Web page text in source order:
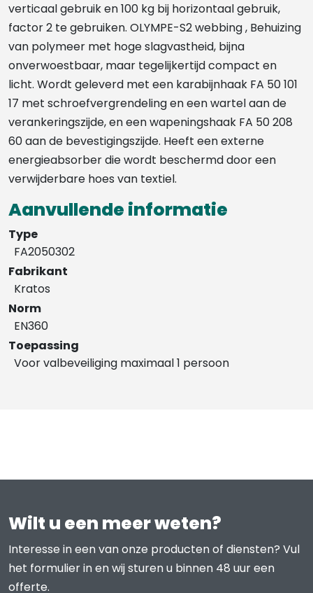
verticaal gebruik en 100 kg bij horizontaal gebruik,
factor 2 te gebruiken. OLYMPE-S2 webbing , Behuizing
van polymeer met hoge slagvastheid, bijna
onverwoestbaar, maar tegelijkertijd compact en
licht. Wordt geleverd met een karabijnhaak FA 50 101
17 met schroefvergrendeling en een wartel aan de
verankeringszijde, en een wapeningshaak FA 50 208
60 aan de bevestigingszijde. Heeft een externe
energieabsorber die wordt beschermd door een
verwijderbare hoes van textiel.
Aanvullende informatie
Type
FA2050302
Fabrikant
Kratos
Norm
EN360
Toepassing
Voor valbeveiliging maximaal 1 persoon
Wilt u een meer weten?
Interesse in een van onze producten of diensten? Vul
het formulier in en wij sturen u binnen 48 uur een
offerte.